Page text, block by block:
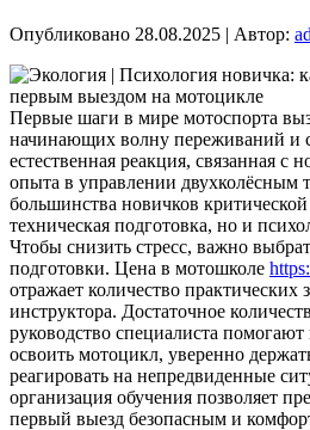
Опубликовано 28.08.2025 | Автор:
Первые шаги в мире мотоспорта
начинающих волну переживаний и
естественная реакция, связанная с
опыта в управлении двухколёсным
большинства новичков критической
техническая подготовка, но и
Чтобы снизить стресс, важно
подготовки. Цена в мотошколе
отражает количество
инструктора. Достаточное
руководство специалиста
освоить мотоцикл, уверенно
реагировать на непредвиденные
организация обучения позволяет
первый выезд безопасным и